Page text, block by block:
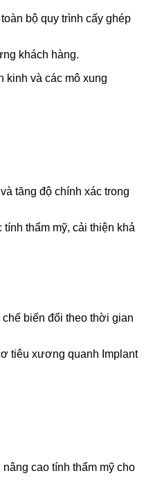
bộ quy trình cấy ghép
khách hàng.
kinh và các mô xung
tăng độ chính xác trong
thẩm mỹ, cải thiện khả
biến đổi theo thời gian
tiêu xương quanh Implant
cao tính thẩm mỹ cho